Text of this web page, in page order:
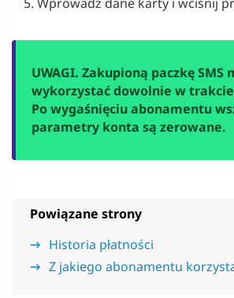
UWAGI. Zakupioną paczkę SMS
wykorzystać dowolnie w
Po wygaśnięciu abonamentu
parametry konta są zerowane.
Powiązane strony
Historia płatności
Z jakiego abonamentu